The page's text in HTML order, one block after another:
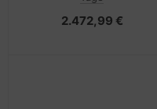
2.472,99 €